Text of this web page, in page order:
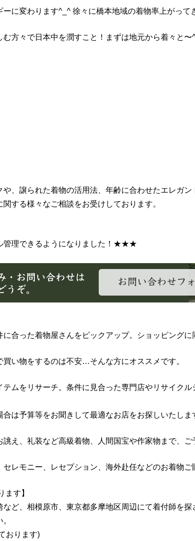
に変わります^_^ 徐々に橋本地域の着物率上がって
方々で日本中を潤すこと！まずは地元から着々と〜
、譲られた着物の活用法、年齢に合わせたエレガ
する様々なご相談をお受けしております。
理できるようになりました！★★★
合った着物屋さんをピックアップ。ショッピングに
い物をするのは不安…そんな方にオススメです。
ムをリサーチ。条件に見合った専門店やリサイク
は予算等をお聞きして最適なお店をお探しいたしま
え、礼装など高級着物、人間国宝や作家物まで、ご
レモニー、レセプション、海外赴任などのお着物
ます】
ど、相模原市、東京都多摩地区周辺にて着付師を
おります)